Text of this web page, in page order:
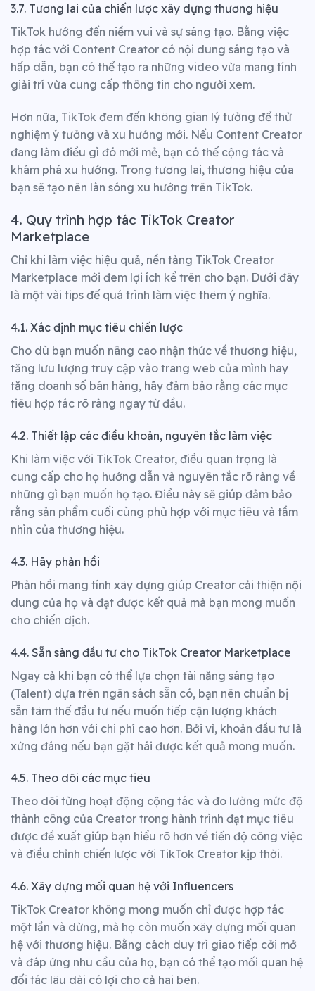
3.7. Tương lai của chiến lược xây dựng thương hiệu
TikTok hướng đến niềm vui và sự sáng tạo. Bằng việc
hợp tác với Content Creator có nội dung sáng tạo và
hấp dẫn, bạn có thể tạo ra những video vừa mang tính
giải trí vừa cung cấp thông tin cho người xem.
Hơn nữa, TikTok đem đến không gian lý tưởng để thử
nghiệm ý tưởng và xu hướng mới. Nếu Content Creator
đang làm điều gì đó mới mẻ, bạn có thể cộng tác và
khám phá xu hướng. Trong tương lai, thương hiệu của
bạn sẽ tạo nên làn sóng xu hướng trên TikTok.
4. Quy trình hợp tác TikTok Creator
Marketplace
Chỉ khi làm việc hiệu quả, nền tảng TikTok Creator
Marketplace mới đem lợi ích kể trên cho bạn. Dưới đây
là một vài tips để quá trình làm việc thêm ý nghĩa.
4.1. Xác định mục tiêu chiến lược
Cho dù bạn muốn nâng cao nhận thức về thương hiệu,
tăng lưu lượng truy cập vào trang web của mình hay
tăng doanh số bán hàng, hãy đảm bảo rằng các mục
tiêu hợp tác rõ ràng ngay từ đầu.
4.2. Thiết lập các điều khoản, nguyên tắc làm việc
Khi làm việc với TikTok Creator, điều quan trọng là
cung cấp cho họ hướng dẫn và nguyên tắc rõ ràng về
những gì bạn muốn họ tạo. Điều này sẽ giúp đảm bảo
rằng sản phẩm cuối cùng phù hợp với mục tiêu và tầm
nhìn của thương hiệu.
4.3. Hãy phản hồi
Phản hồi mang tính xây dựng giúp Creator cải thiện nội
dung của họ và đạt được kết quả mà bạn mong muốn
cho chiến dịch.
4.4. Sẵn sàng đầu tư cho TikTok Creator Marketplace
Ngay cả khi bạn có thể lựa chọn tài năng sáng tạo
(Talent) dựa trên ngân sách sẵn có, bạn nên chuẩn bị
sẵn tâm thế đầu tư nếu muốn tiếp cận lượng khách
hàng lớn hơn với chi phí cao hơn. Bởi vì, khoản đầu tư là
xứng đáng nếu bạn gặt hái được kết quả mong muốn.
4.5. Theo dõi các mục tiêu
Theo dõi từng hoạt động cộng tác và đo lường mức độ
thành công của Creator trong hành trình đạt mục tiêu
được đề xuất giúp bạn hiểu rõ hơn về tiến độ công việc
và điều chỉnh chiến lược với TikTok Creator kịp thời.
4.6. Xây dựng mối quan hệ với Influencers
TikTok Creator không mong muốn chỉ được hợp tác
một lần và dừng, mà họ còn muốn xây dựng mối quan
hệ với thương hiệu. Bằng cách duy trì giao tiếp cởi mở
và đáp ứng nhu cầu của họ, bạn có thể tạo mối quan hệ
đối tác lâu dài có lợi cho cả hai bên.